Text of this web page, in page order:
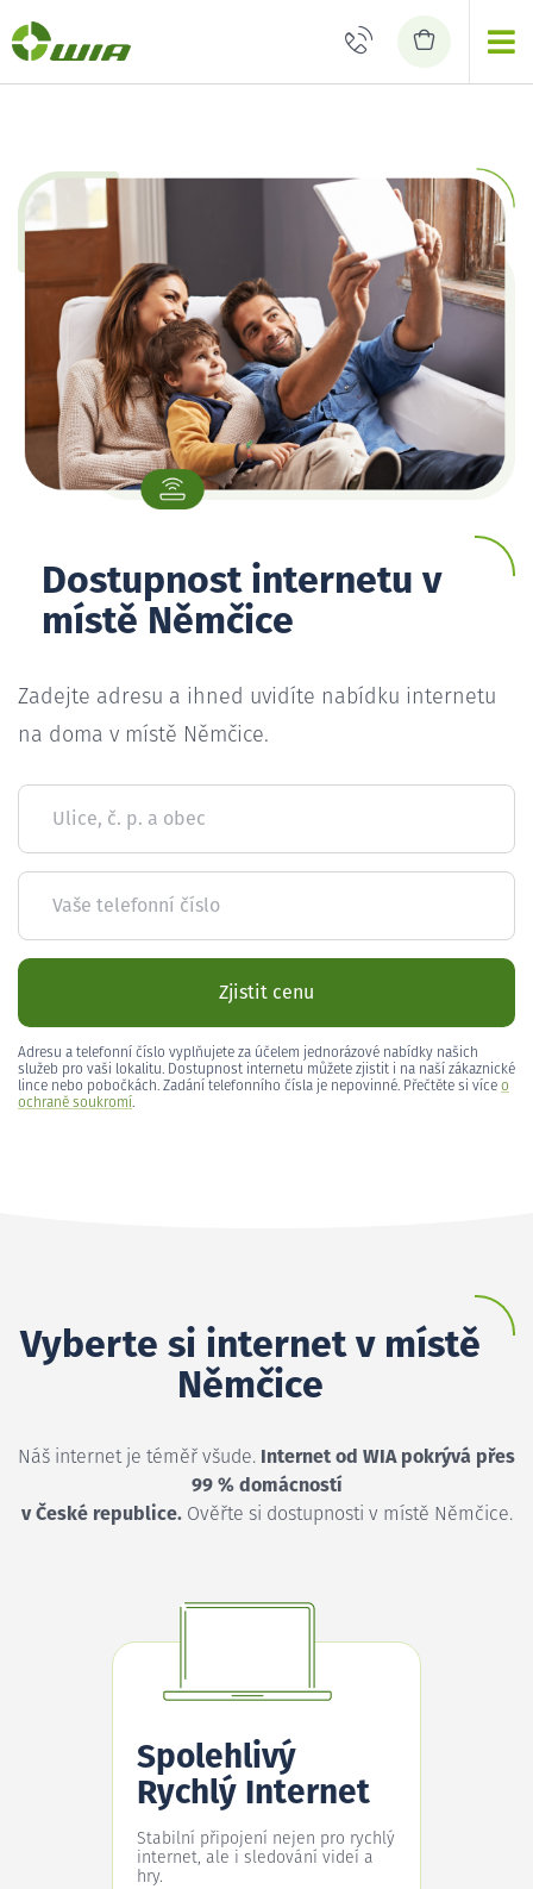
Dostupnost internetu v
místě Němčice
Zadejte adresu a ihned uvidíte nabídku internetu
na doma v místě Němčice.
Ulice, č. p. a obec
Vaše telefonní číslo
Zjistit cenu
Adresu a telefonní číslo vyplňujete za účelem jednorázové nabídky našich
služeb pro vaši lokalitu. Dostupnost internetu můžete zjistit i na naší zákaznické
lince nebo pobočkách. Zadání telefonního čísla je nepovinné. Přečtěte si více o
ochraně soukromí.
Vyberte si internet v místě
Němčice
Náš internet je téměř všude. Internet od WIA pokrývá přes
99 % domácností
v České republice.Ověřte si dostupnosti v místě Němčice.
Spolehlivý
Rychlý Internet
Stabilní připojení nejen pro rychlý
internet, ale i sledování videí a
hry.